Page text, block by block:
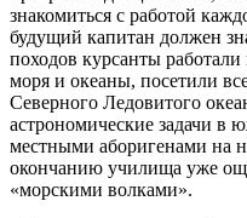
знакомиться с работой
будущий капитан должен
походов курсанты
моря и океаны, посетили
Северного Ледовитого
астрономические задачи в
местными аборигенами на
окончанию училища уже
«морскими волками».